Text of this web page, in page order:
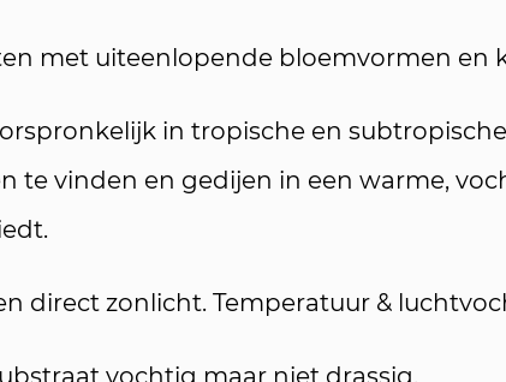
met uiteenlopende bloemvormen en
in tropische en
te vinden en gedijen in een warme,
direct zonlicht. Temperatuur &
vochtig maar niet drassig.